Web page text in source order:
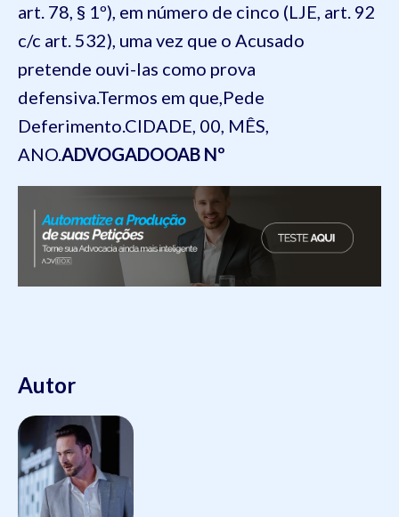
art. 78, § 1º), em número de cinco (LJE, art. 92
c/c art.532), uma vez que o Acusado
pretende ouvi-las como prova
defensiva.Termos em que,Pede
Deferimento.CIDADE, 00, MÊS,
ANO.ADVOGADOOAB Nº
Autor